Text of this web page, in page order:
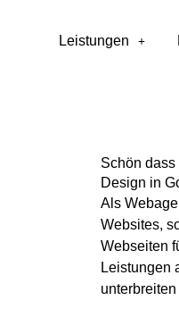
Leistungen
Schön
Design in
Als
Websites,
Webseiten
Leistungen